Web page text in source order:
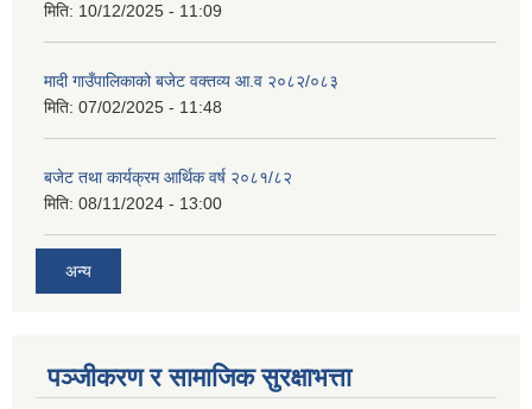
मिति: 10/12/2025 - 11:09
मादी गाउँपालिकाको बजेट वक्तव्य आ.व २०८२/०८३
मिति: 07/02/2025 - 11:48
बजेट तथा कार्यक्रम आर्थिक वर्ष २०८१/८२
मिति: 08/11/2024 - 13:00
अन्य
पञ्जीकरण र सामाजिक सुरक्षाभत्ता